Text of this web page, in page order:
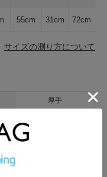
55cm 31cm 72cm
サイズの測り方について
厚手